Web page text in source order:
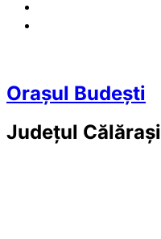
Orașul Budești
Județul Călărași